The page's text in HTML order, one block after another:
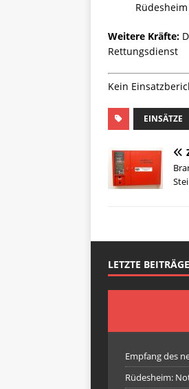
Weitere Kräfte:
Rettungsdienst
Kein
EINSÄTZE
LETZTE BEITRÄGE
Empfang des
Rüdesheim: